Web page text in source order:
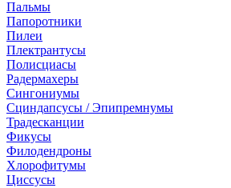
Пальмы
Папоротники
Пилеи
Плектрантусы
Полисциасы
Радермахеры
Сингониумы
Сциндапсусы / Эпипремнумы
Традесканции
Фикусы
Филодендроны
Хлорофитумы
Циссусы